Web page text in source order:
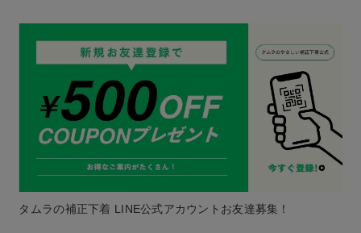
タムラの補正下着 LINE公式アカウントお友達募集！